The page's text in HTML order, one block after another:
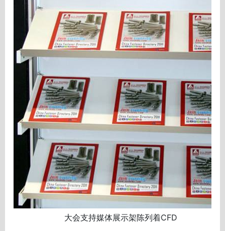
大会支持媒体展示架陈列着CFD